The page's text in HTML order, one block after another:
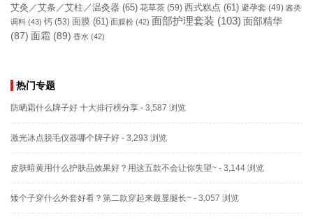
艾灸／艾条／艾柱／温灸器 (65) 花草茶 (59) 西式糕点 (61) 避孕套 (49) 酱类
调料 (43) 钙 (53) 面膜 (61) 面膜粉 (42) 面部护理套装 (103) 面部精华
(87) 面霜 (89) 香水 (42)
热门专题
防晒霜什么牌子好 十大排行榜分享 - 3,587 浏览
激光冰点脱毛仪器哪个牌子好 - 3,293 浏览
皮肤暗黄用什么护肤品效果好？用这五款不会让你失望~ - 3,144 浏览
矮个子穿什么外套好看？第二款穿起来最显腿长~ - 3,057 浏览